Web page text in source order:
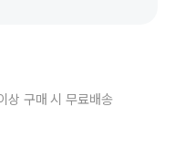
상 구매 시 무료배송